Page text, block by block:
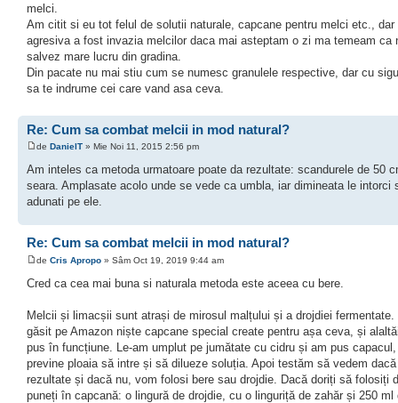
melci.
Am citit si eu tot felul de solutii naturale, capcane pentru melci etc., dar
agresiva a fost invazia melcilor daca mai asteptam o zi ma temeam ca
salvez mare lucru din gradina.
Din pacate nu mai stiu cum se numesc granulele respective, dar cu
sa te indrume cei care vand asa ceva.
Re: Cum sa combat melcii in mod natural?
de DanielT » Mie Noi 11, 2015 2:56 pm
Am inteles ca metoda urmatoare poate da rezultate: scandurele de 50
seara. Amplasate acolo unde se vede ca umbla, iar dimineata le intorci
adunati pe ele.
Re: Cum sa combat melcii in mod natural?
de Cris Apropo » Sâm Oct 19, 2019 9:44 am
Cred ca cea mai buna si naturala metoda este aceea cu bere.
Melcii și limacșii sunt atrași de mirosul malțului și a drojdiei fermentate.
găsit pe Amazon niște capcane special create pentru așa ceva, și
pus în funcțiune. Le-am umplut pe jumătate cu cidru și am pus
previne ploaia să intre și să dilueze soluția. Apoi testăm să vedem
rezultate și dacă nu, vom folosi bere sau drojdie. Dacă doriți să folosiți
puneți în capcană: o lingură de drojdie, cu o linguriță de zahăr și 250 ml